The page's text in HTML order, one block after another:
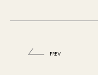
PREV